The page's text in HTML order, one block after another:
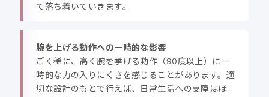
て落ち着いていきます。
腕を上げる動作への一時的な影響
ごく稀に、高く腕を挙げる動作（90度以上）に一
時的な力の入りにくさを感じることがあります。適
切な設計のもとで行えば、日常生活への支障はほ